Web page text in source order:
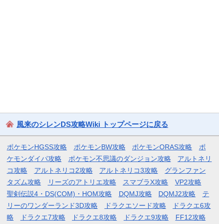
風来のシレンDS攻略Wiki トップページに戻る
ポケモンHGSS攻略 ポケモンBW攻略 ポケモンORAS攻略
ポ
ケモンダイパ攻略
ポケモン不思議のダンジョン攻略
アルトネリ
コ攻略
アルトネリコ2攻略 アルトネリコ3攻略
グランファン
タズム攻略
リーズのアトリエ攻略 スマブラX攻略
VP2攻略
聖剣伝説4・DS(COM)・HOM攻略
DQMJ攻略 DQMJ2攻略
テ
リーのワンダーランド3D攻略
ドラクエソード攻略
ドラクエ6攻
略
ドラクエ7攻略 ドラクエ8攻略 ドラクエ9攻略 FF12攻略